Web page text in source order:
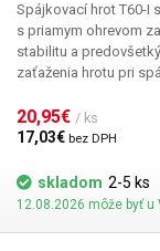
Spájkovací hrot T60-I
s priamym ohrevom
stabilitu a
zaťaženia hrotu pri
spájkovacieho hrotu
galvanicky
kompatibilné.
20,95€ / ks
17,03€ bez DPH
skladom 2-5 ks
12.08.2026 môže byť u